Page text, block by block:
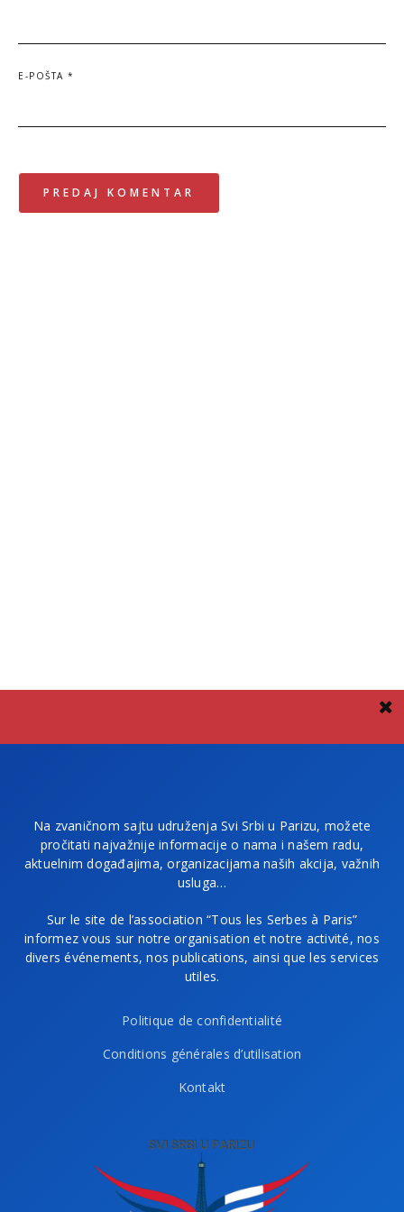
E-POŠTA *
Na zvaničnom sajtu udruženja Svi Srbi u Parizu, možete
pročitati najvažnije informacije o nama i našem radu,
aktuelnim događajima, organizacijama naših akcija, važnih
usluga…
Sur le site de l’association “Tous les Serbes à Paris”
informez vous sur notre organisation et notre activité, nos
divers événements, nos publications, ainsi que les services
utiles.
Politique de confidentialité
Conditions générales d’utilisation
Kontakt